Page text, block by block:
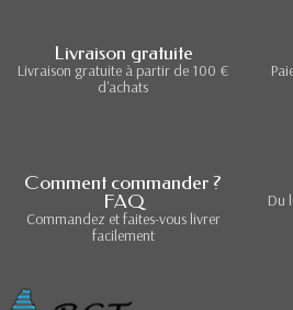
Livraison gratuite
Livraison gratuite à partir de 100 €
d'achats
Comment commander ?
FAQ
Commandez et faites-vous livrer
facilement
Du